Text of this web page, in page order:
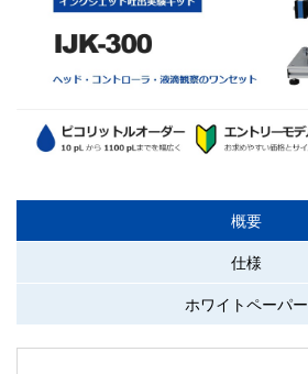
概要
仕様
ホワイトペーパー